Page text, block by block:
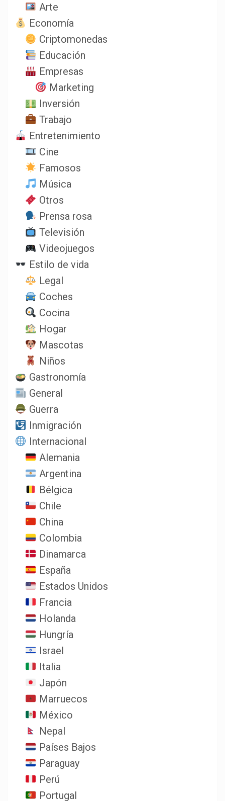
Arte
Economía
Criptomonedas
Educación
Empresas
Marketing
Inversión
Trabajo
Entretenimiento
Cine
Famosos
Música
Otros
Prensa rosa
Televisión
Videojuegos
Estilo de vida
Legal
Coches
Cocina
Hogar
Mascotas
Niños
Gastronomía
General
Guerra
Inmigración
Internacional
Alemania
Argentina
Bélgica
Chile
China
Colombia
Dinamarca
España
Estados Unidos
Francia
Holanda
Hungría
Israel
Italia
Japón
Marruecos
México
Nepal
Países Bajos
Paraguay
Perú
Portugal